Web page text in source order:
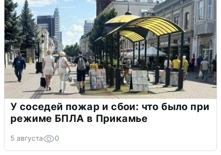
У соседей пожар и сбои: что было при
режиме БПЛА в Прикамье
5 августа 0